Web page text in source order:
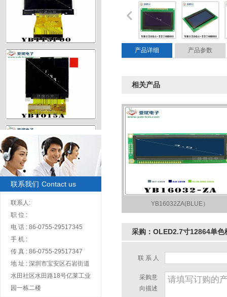
TFT1.5寸320x240彩屏
TFT1.44寸128x128彩屏
TFT2.7寸960x240彩屏
TFT2.8寸240x320彩屏
联系我们 Contact us
联系人:
职 位 :
电 话 : 86-0755-29517345
手 机 :
传 真 : 86-0755-29517347
地 址 : 深圳市宝安区石岩街道
水田社区水田路18号亿莱工业
园一栋二楼
产品详细 产品参数
相关产品
YB16032ZA(BLUE）
采购：OLED2.7寸12864单色
联 系 人
采购意
向描述